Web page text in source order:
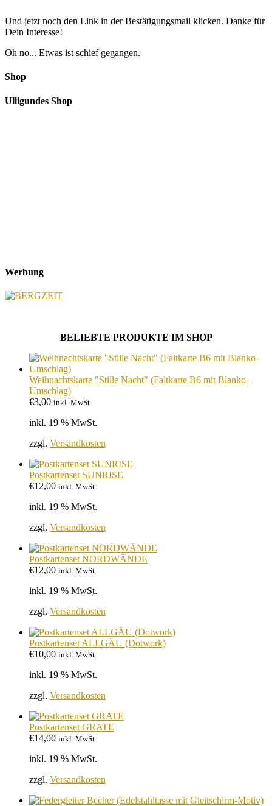
Und jetzt noch den Link in der Bestätigungsmail klicken. Danke für
Dein Interesse!
Oh no... Etwas ist schief gegangen.
Shop
Ulligundes Shop
Werbung
BELIEBTE PRODUKTE IM SHOP
Weihnachtskarte "Stille Nacht" (Faltkarte B6 mit Blanko-
Umschlag)
€3,00 inkl. MwSt.
inkl. 19 % MwSt.
zzgl. Versandkosten
Postkartenset SUNRISE
€12,00 inkl. MwSt.
inkl. 19 % MwSt.
zzgl. Versandkosten
Postkartenset NORDWÄNDE
€12,00 inkl. MwSt.
inkl. 19 % MwSt.
zzgl. Versandkosten
Postkartenset ALLGÄU (Dotwork)
€10,00 inkl. MwSt.
inkl. 19 % MwSt.
zzgl. Versandkosten
Postkartenset GRATE
€14,00 inkl. MwSt.
inkl. 19 % MwSt.
zzgl. Versandkosten